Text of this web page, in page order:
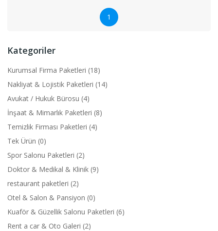
1
Kategoriler
Kurumsal Firma Paketleri (18)
Nakliyat & Lojistik Paketleri (14)
Avukat / Hukuk Bürosu (4)
İnşaat & Mimarlık Paketleri (8)
Temizlik Firması Paketleri (4)
Tek Ürün (0)
Spor Salonu Paketleri (2)
Doktor & Medikal & Klinik (9)
restaurant paketleri (2)
Otel & Salon & Pansiyon (0)
Kuaför & Güzellik Salonu Paketleri (6)
Rent a car & Oto Galeri (2)